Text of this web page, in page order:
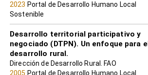
2023 Portal de Desarrollo Humano Local
Sostenible
Desarrollo territorial participativo y
negociado (DTPN). Un enfoque para el
desarrollo rural.
Dirección de Desarrollo Rural. FAO
2005 Portal de Desarrollo Humano Local